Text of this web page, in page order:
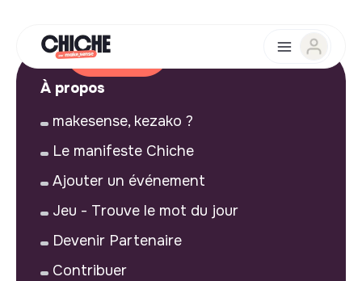
À propos
makesense, kezako ?
Le manifeste Chiche
Ajouter un événement
Jeu - Trouve le mot du jour
Devenir Partenaire
Contribuer